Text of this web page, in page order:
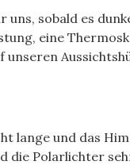
uns, sobald es
eine
unseren
lange und das
die Polarlichter